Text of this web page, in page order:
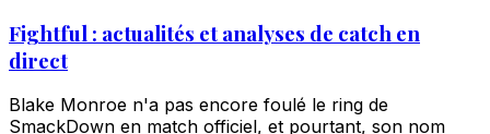
Fightful : actualités et analyses de catch en
direct
Blake Monroe n'a pas encore foulé le ring de
SmackDown en match officiel, et pourtant, son nom